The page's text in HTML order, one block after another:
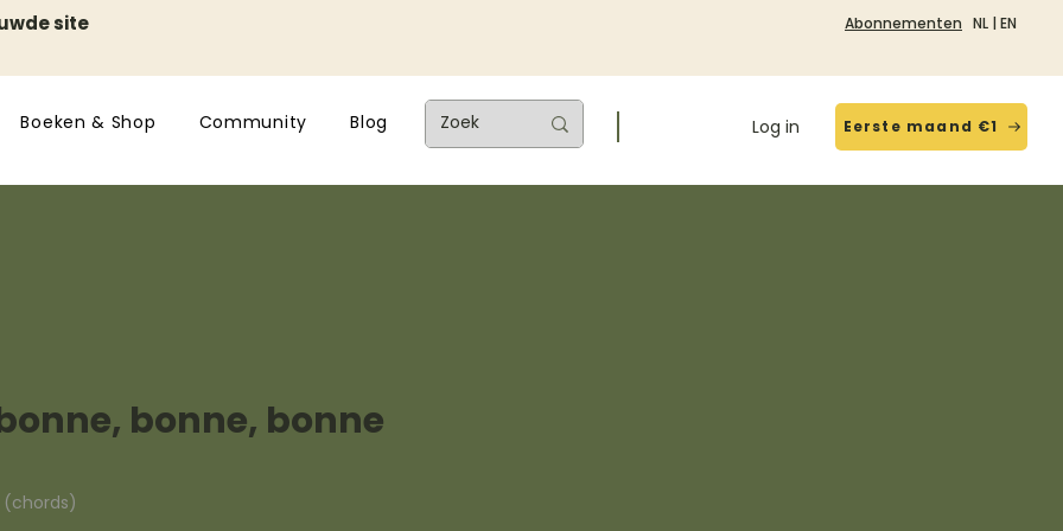
site Abonnementen NL | EN
Boeken & Shop Community Blog Log in Eerste maand €1
bonne, bonne
(chords)